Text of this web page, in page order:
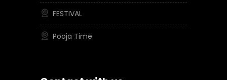
FESTIVAL
Pooja Time